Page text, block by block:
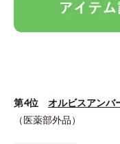
第4位
オルビスアン
（医薬部外品）